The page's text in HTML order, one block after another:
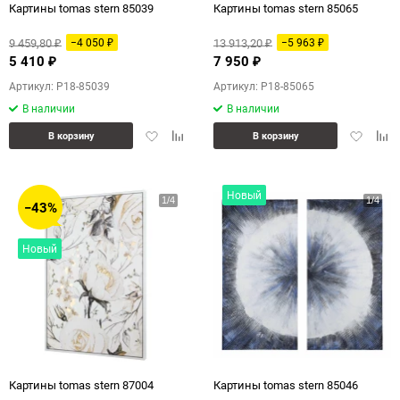
Картины tomas stern 85039
9 459,80₽ −4 050 ₽
5 410 ₽
Артикул: P18-85039
В наличии
ДобавитьДобавить
В корзину
Картины tomas stern 85065
13 913,20₽ −5 963 ₽
7 950 ₽
Артикул: P18-85065
В наличии
В корзину
−43%
Новый
Картины tomas stern 87004
Новый
Картины tomas stern 85046